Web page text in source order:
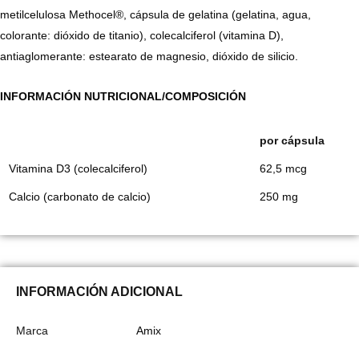
metilcelulosa Methocel®, cápsula de gelatina (gelatina, agua,
colorante: dióxido de titanio), colecalciferol (vitamina D),
antiaglomerante: estearato de magnesio, dióxido de silicio.
INFORMACIÓN NUTRICIONAL/COMPOSICIÓN
por cápsula
Vitamina D3 (colecalciferol) 62,5 mcg
Calcio (carbonato de calcio) 250 mg
INFORMACIÓN ADICIONAL
Marca Amix